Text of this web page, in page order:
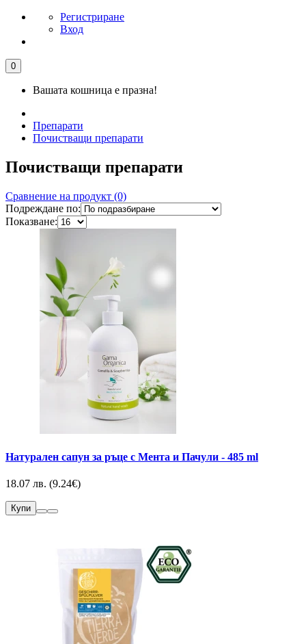
Регистриране
Вход
0
Вашата кошница е празна!
Препарати
Почистващи препарати
Почистващи препарати
Сравнение на продукт (0)
Подреждане по:
Показване:
Натурален сапун за ръце с Мента и Пачули - 485 ml
18.07 лв. (9.24€)
Купи